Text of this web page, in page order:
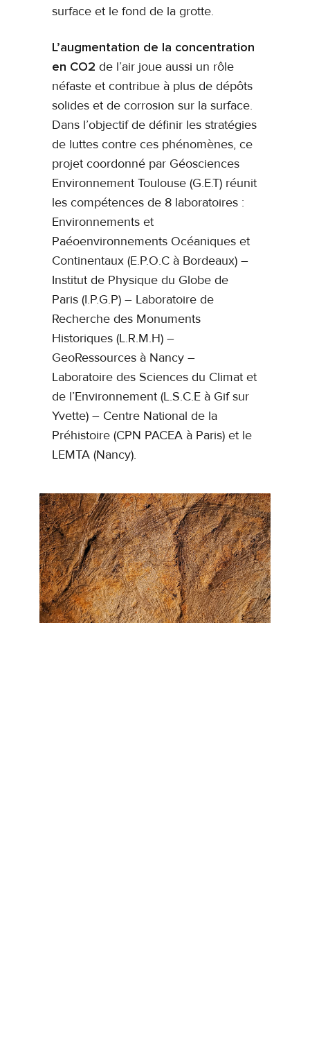
surface et le fond de la grotte.
L’augmentation de la concentration
en CO2 de l’air joue aussi un rôle
néfaste et contribue à plus de dépôts
solides et de corrosion sur la surface.
Dans l’objectif de définir les stratégies
de luttes contre ces phénomènes, ce
projet coordonné par Géosciences
Environnement Toulouse (G.E.T) réunit
les compétences de 8 laboratoires :
Environnements et
Paéoenvironnements Océaniques et
Continentaux (E.P.O.C à Bordeaux) –
Institut de Physique du Globe de
Paris (I.P.G.P) – Laboratoire de
Recherche des Monuments
Historiques (L.R.M.H) –
GeoRessources à Nancy –
Laboratoire des Sciences du Climat et
de l’Environnement (L.S.C.E à Gif sur
Yvette) – Centre National de la
Préhistoire (CPN PACEA à Paris) et le
LEMTA (Nancy).